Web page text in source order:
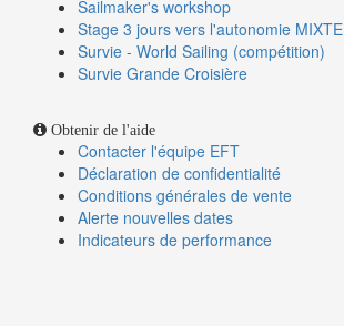
Sailmaker's workshop
Stage 3 jours vers l'autonomie MIXTE
Survie - World Sailing (compétition)
Survie Grande Croisière
Obtenir de l'aide
Contacter l'équipe EFT
Déclaration de confidentialité
Conditions générales de vente
Alerte nouvelles dates
Indicateurs de performance